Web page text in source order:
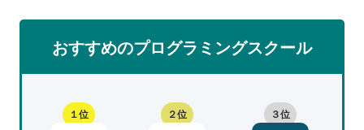
おすすめのプログラミングスクール
１位 ２位 ３位